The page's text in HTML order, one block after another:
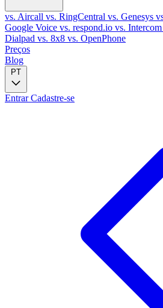
vs. Aircall vs. RingCentral vs. Genesys
Google Voice vs. respond.io vs. Intercom
Dialpad vs. 8x8 vs. OpenPhone
Preços
Blog
PT
EntrarCadastre-se